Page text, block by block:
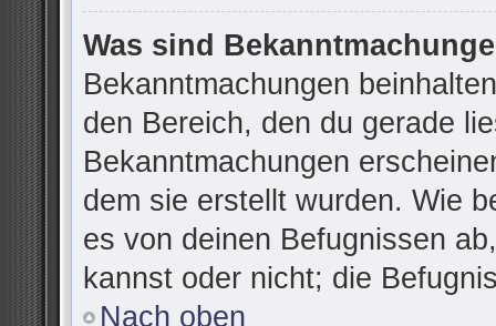
Was sind
Bekanntmachungen
den Bereich, den du gerade
Bekanntmachungen
dem sie erstellt wurden. Wie
es von deinen Befugnissen
kannst oder nicht; die
Nach oben